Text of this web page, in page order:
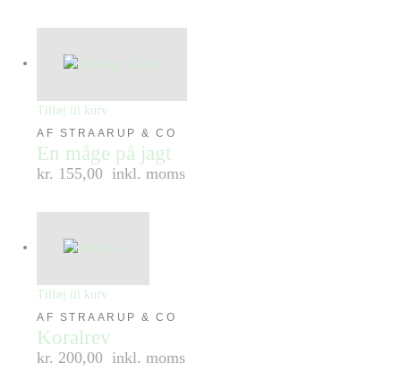
Tilføj til kurv
AF STRAARUP & CO
En måge på jagt
kr. 155,00 inkl. moms
Tilføj til kurv
AF STRAARUP & CO
Koralrev
kr. 200,00 inkl. moms